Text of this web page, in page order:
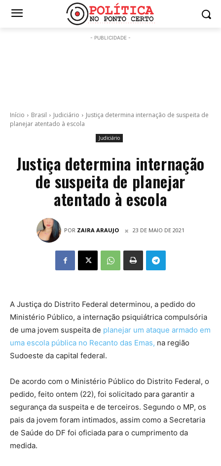
- PUBLICIDADE -
Início Brasil Judiciário
Justiça determina internação de suspeita de
planejar atentado à escola
Judiciário
Justiça determina internação
de suspeita de planejar
atentado à escola
POR ZAIRA ARAUJO 23 DE MAIO DE 2021
A Justiça do Distrito Federal determinou, a pedido do
Ministério Público, a internação psiquiátrica compulsória
de uma jovem suspeita de planejar um ataque armado em
uma escola pública no Recanto das Emas, na região
Sudoeste da capital federal.
De acordo com o Ministério Público do Distrito Federal, o
pedido, feito ontem (22), foi solicitado para garantir a
segurança da suspeita e de terceiros. Segundo o MP, os
pais da jovem foram intimados, assim como a Secretaria
de Saúde do DF foi oficiada para o cumprimento da
medida.